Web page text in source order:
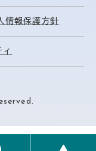
情報保護方針